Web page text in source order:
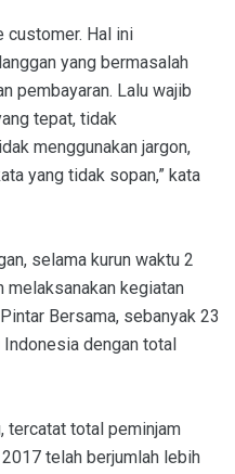
customer. Hal ini
yang bermasalah
pembayaran. Lalu wajib
tepat, tidak
menggunakan jargon,
yang tidak sopan,” kata
selama kurun waktu 2
melaksanakan kegiatan
Bersama, sebanyak 23
dengan total
tercatat total peminjam
telah berjumlah lebih